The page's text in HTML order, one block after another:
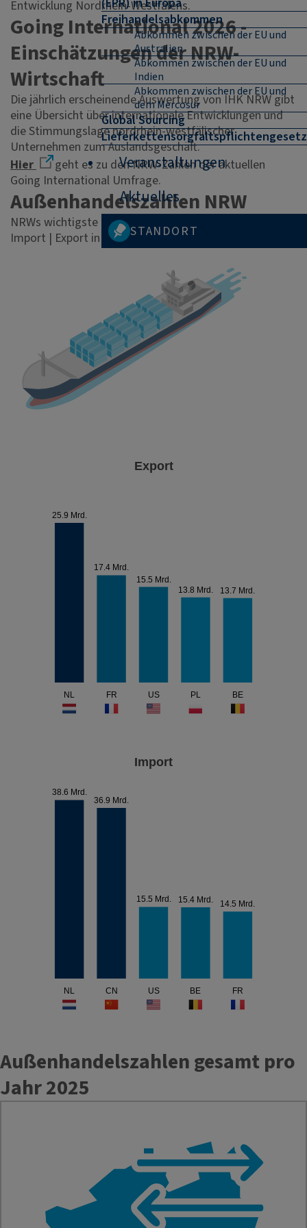
Freihandelsabkommen
Abkommen zwischen der EU und
Australien
Abkommen zwischen der EU und
Indien
Abkommen zwischen der EU und
dem Mercosur
Global Sourcing
Lieferkettensorgfaltspflichtengesetz
Veranstaltungen
Aktuelles
STANDORT
Entwicklung Nordrhein-Westfalens.
Going International 2026 -
Einschätzungen der NRW-
Wirtschaft
Die jährlich erscheinende Auswertung von IHK NRW gibt
eine Übersicht über internationale Entwicklungen und
die Stimmungslage nordrhein-westfälischer
Unternehmen zum Auslandsgeschäft.
Hier
geht es zu den NRW-Zahlen der aktuellen
Going International Umfrage.
Außenhandelszahlen NRW
NRWs wichtigste Handelspartner 2025
Import | Export in Mrd. Euro
NL FR US PL BE
25.9 Mrd.
17.4 Mrd.
15.5 Mrd.
13.8 Mrd.
13.7 Mrd.
Export
NL CN US BE FR
38.6 Mrd.
36.9 Mrd.
15.5 Mrd. 15.4 Mrd. 14.5 Mrd.
Import
Außenhandelszahlen gesamt pro
Jahr 2025